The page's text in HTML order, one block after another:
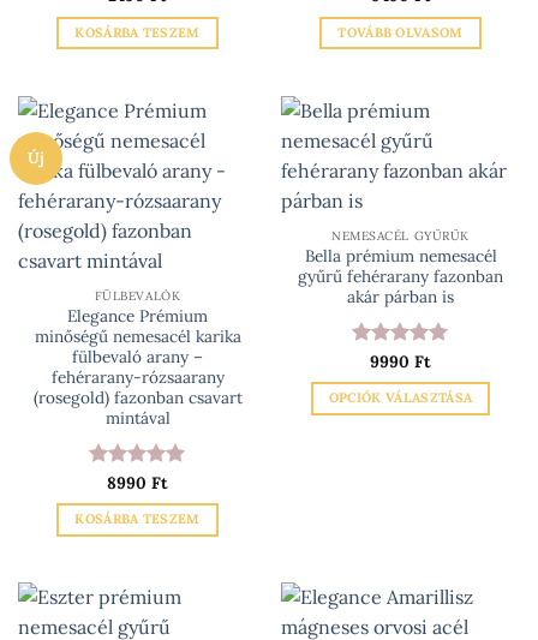
/ 5
KOSÁRBA TESZEM
/ 5
TOVÁBB OLVASOM
Új
FÜLBEVALÓK
Elegance Prémium
minőségű nemesacél karika
fülbevaló arany –
fehérarany-rózsaarany
(rosegold) fazonban csavart
mintával
Értékelés:
/ 5
8990 Ft
KOSÁRBA TESZEM
NEMESACÉL GYŰRŰK
Bella prémium nemesacél
gyűrű fehérarany fazonban
akár párban is
Értékelés:
/ 5
9990 Ft
OPCIÓK VÁLASZTÁSA
változatok
a